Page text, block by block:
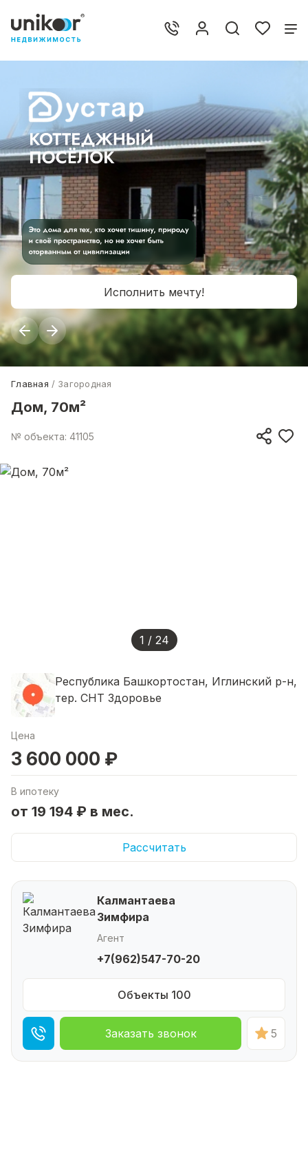
Исполнить мечту!
Главная Загородная
Дом, 70м²
№ объекта: 41105
1 / 24
Республика Башкортостан, Иглинский р-н,
тер. СНТ Здоровье
Цена
3 600 000 ₽
В ипотеку
от 19 194 ₽ в мес.
Рассчитать
Калмантаева
Зимфира
Агент
+7(962)547-70-20
Объекты 100
Заказать звонок 5